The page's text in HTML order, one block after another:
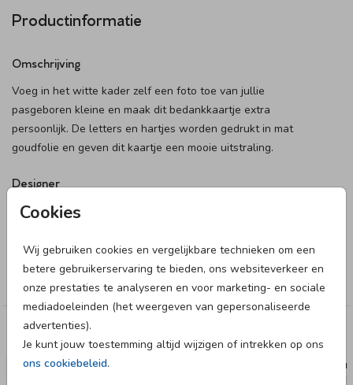
Cookies
Wij gebruiken cookies en vergelijkbare technieken om een
betere gebruikerservaring te bieden, ons websiteverkeer en
onze prestaties te analyseren en voor marketing- en sociale
mediadoeleinden (het weergeven van gepersonaliseerde
advertenties).
Je kunt jouw toestemming altijd wijzigen of intrekken op ons
ons cookiebeleid.
Productinformatie
Omschrijving
Voeg in het witte kader zelf een foto toe van jullie
pasgeboren kleine en maak dit bedankkaartje extra
persoonlijk. De letters en hartjes worden gedrukt in mat
goudfolie en geven dit kaartje een mooie uitstraling.
Designer
June & Berry
Collectie
Bedankkaart
Deze designs vind je misschien ook leuk
RAAMBORD